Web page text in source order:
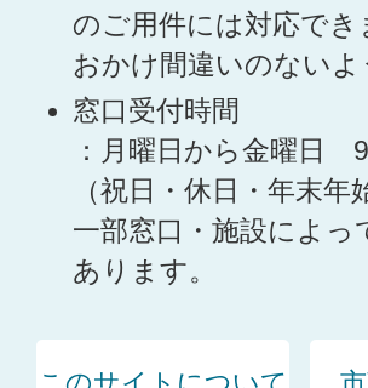
のご用件には対応でき
おかけ間違いのない
窓口受付時間
：月曜日から金曜日
（祝日・休日・年末年
一部窓口・施設によっ
あります。